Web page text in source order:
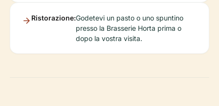
Ristorazione:Godetevi un pasto o uno spuntino
presso la Brasserie Horta prima o
dopo la vostra visita.